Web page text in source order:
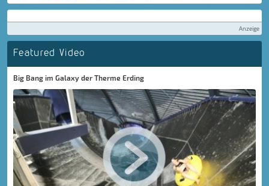
Anzeige
Featured Video
Big Bang im Galaxy der Therme Erding